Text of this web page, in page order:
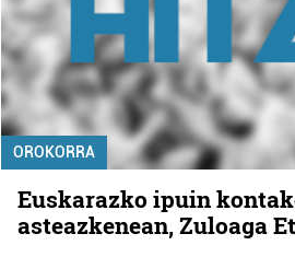
OROKORRA
Euskarazko ipuin
asteazkenean, Zuloaga